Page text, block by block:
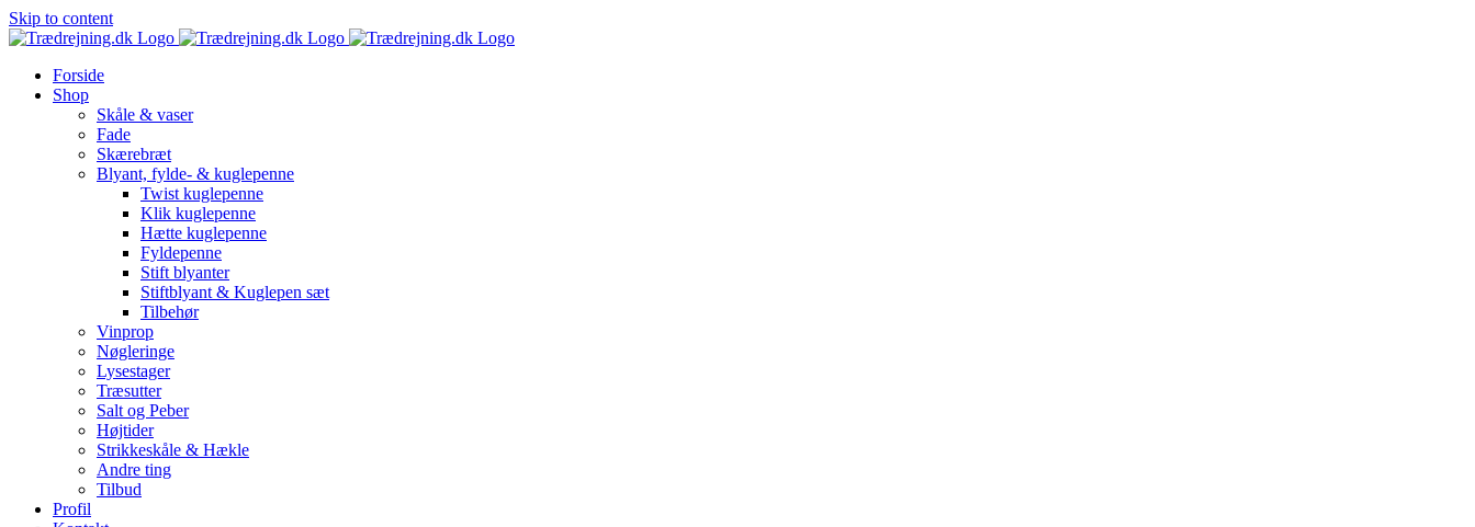
Skip to content
Forside
Shop
Skåle & vaser
Fade
Skærebræt
Blyant, fylde- & kuglepenne
Twist kuglepenne
Klik kuglepenne
Hætte kuglepenne
Fyldepenne
Stift blyanter
Stiftblyant & Kuglepen sæt
Tilbehør
Vinprop
Nøgleringe
Lysestager
Træsutter
Salt og Peber
Højtider
Strikkeskåle & Hækle
Andre ting
Tilbud
Profil